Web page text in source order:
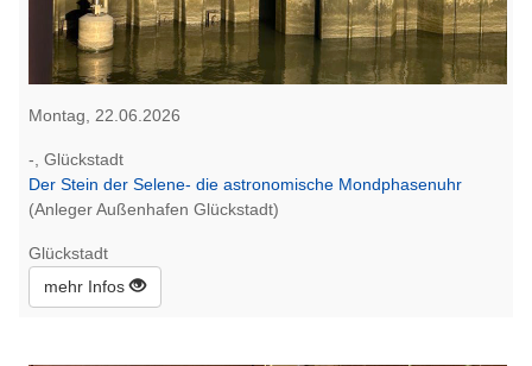
Montag, 22.06.2026
-, Glückstadt
Der Stein der Selene- die astronomische Mondphasenuhr
(Anleger Außenhafen Glückstadt)
Glückstadt
mehr Infos